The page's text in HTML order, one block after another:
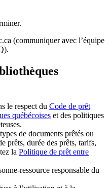
(communiquer avec l’équipe
.
le respect du Code de prêt
québécoises et des politiques
de documents prêtés ou
prêts, durée des prêts, tarifs,
la Politique de prêt entre
ressource responsable du